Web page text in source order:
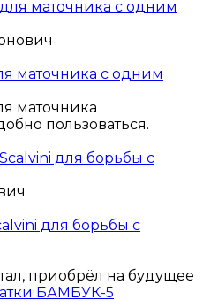
маточника с одним
маточника
пользоваться.
для борьбы с
приобрёл на будущее